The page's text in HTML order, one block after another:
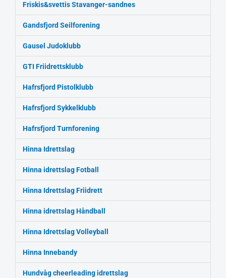
Friskis&svettis Stavanger-sandnes
Gandsfjord Seilforening
Gausel Judoklubb
GTI Friidrettsklubb
Hafrsfjord Pistolklubb
Hafrsfjord Sykkelklubb
Hafrsfjord Turnforening
Hinna Idrettslag
Hinna idrettslag Fotball
Hinna Idrettslag Friidrett
Hinna idrettslag Håndball
Hinna Idrettslag Volleyball
Hinna Innebandy
Hundvåg cheerleading idrettslag